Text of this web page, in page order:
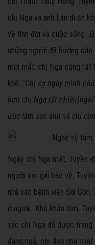
chị Nga và anh Lân đi ăn
về tình đời và cuộc
những người đã hướng
mới mất, chị Nga cũng rất
khẽ: “Chị sợ ngày mình
hơn chị Nga rất
ước làm sao anh và chị
Ngày chị Nga mất, Tuyền
người em gái báo về,
nhà xác bệnh viện Sài
ở ngoài…Khó khăn lắm,
xác chị Nga đã được
đang ngủ, chị đẹp như